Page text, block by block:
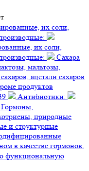
их соли,
их соли,
Сахара
мальтозы,
ацетали сахаров
продуктов
Антибиотики:
Гормоны,
природные
и структурные
в качестве гормонов:
функциональную